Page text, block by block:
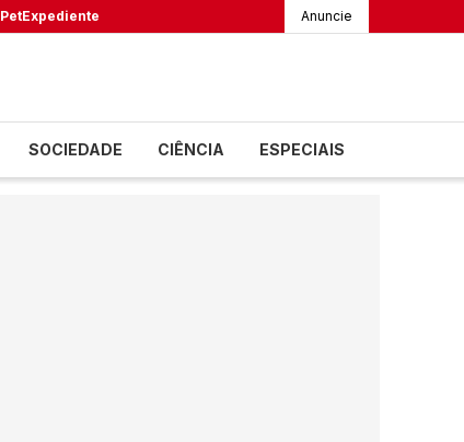
PetExpediente Anuncie
SOCIEDADE CIÊNCIA ESPECIAIS